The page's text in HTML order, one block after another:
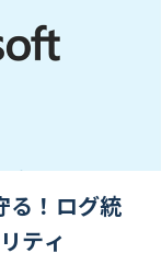
！ログ統
ティ